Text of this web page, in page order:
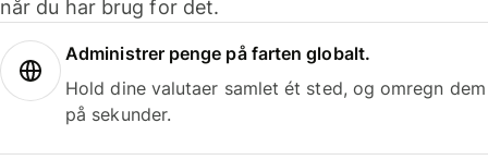
når du har brug for det.
Administrer penge på farten globalt.
Hold dine valutaer samlet ét sted, og omregn dem
på sekunder.